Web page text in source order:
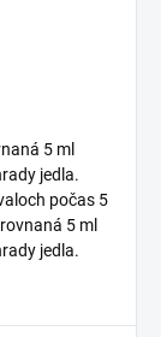
5 ml
jedla.
počas 5
5 ml
jedla.